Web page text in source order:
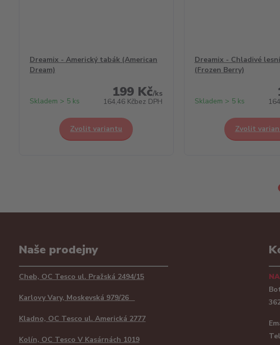
Dreamix - Americký tabák (American
Dream)
199 Kč/ks
164,46 Kčbez DPH
Skladem > 5 ks
Zvolit variantu
Dreamix - Chladivé
(Frozen Berry)
Skladem > 5 ks
Zvolit
Naše prodejny
Cheb, OC Tesco ul. Pražská 2494/15
Karlovy Vary, Moskevská 979/26
Kladno, OC Tesco ul. Americká 2777
Kolín, OC Tesco V Kasárnách 1019